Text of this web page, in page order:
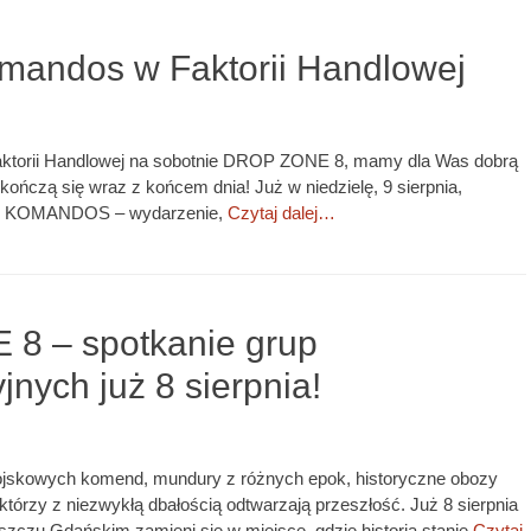
w Faktorii Handlowej
Handlowej na sobotnie DROP ZONE 8, mamy dla Was dobrą
się wraz z końcem dnia! Już w niedzielę, 9 sierpnia,
– wydarzenie, Czytaj dalej…
8 – spotkanie grup
już 8 sierpnia!
komend, mundury z różnych epok, historyczne obozy
z niezwykłą dbałością odtwarzają przeszłość. Już 8 sierpnia